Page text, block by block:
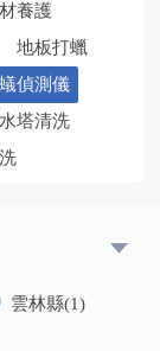
養護
地板打蠟
偵測儀
水塔清洗
雲林縣(1)